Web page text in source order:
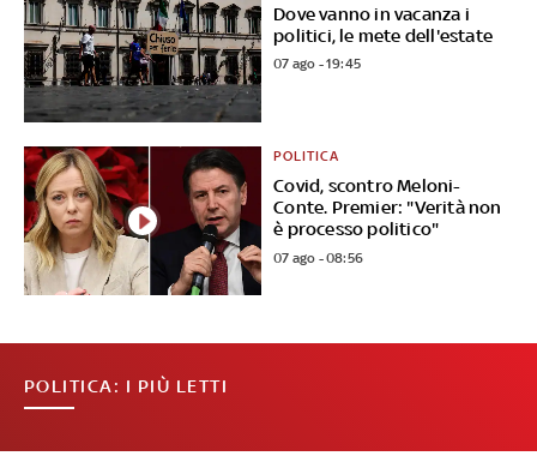
Dove vanno in vacanza i
politici, le mete dell'estate
07 ago - 19:45
Covid, scontro Meloni-
Conte. Premier: "Verità non
è processo politico"
POLITICA
07 ago - 08:56
POLITICA: I PIÙ LETTI